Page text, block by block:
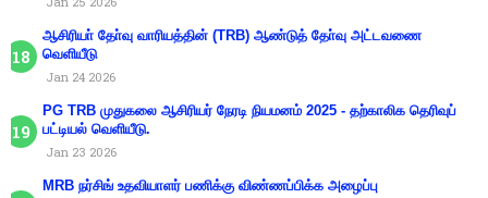
ஆசிரியா் தோ்வு வாரியத்தின் (TRB) ஆண்டுத் தோ்வு அட்டவணை
வெளியீடு
Jan 24 2026
PG TRB முதுகலை ஆசிரியர் நேரடி நியமனம் 2025 - தற்காலிக தெரிவுப்
பட்டியல் வெளியீடு.
Jan 23 2026
MRB நர்சிங் உதவியாளர் பணிக்கு விண்ணப்பிக்க அழைப்பு